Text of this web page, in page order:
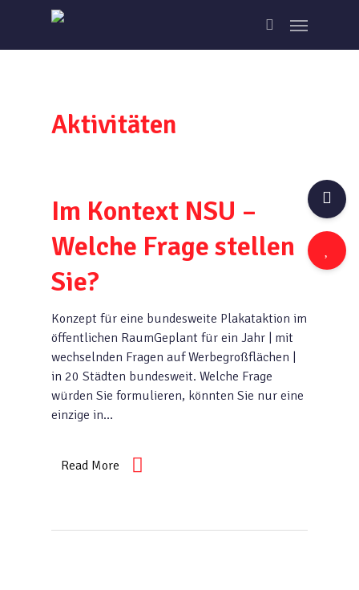
main
search
Menu
Aktivitäten
Im Kontext NSU –
Welche Frage stellen
Sie?
Konzept für eine bundesweite Plakataktion im
öffentlichen RaumGeplant für ein Jahr | mit
wechselnden Fragen auf Werbegroßflächen |
in 20 Städten bundesweit. Welche Frage
würden Sie formulieren, könnten Sie nur eine
einzige in…
Read More